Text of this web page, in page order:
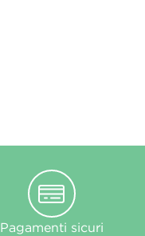
Pagamenti sicuri